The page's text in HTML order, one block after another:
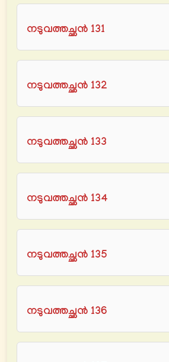
നടുവത്തച്ഛൻ 131
നടുവത്തച്ഛൻ 132
നടുവത്തച്ഛൻ 133
നടുവത്തച്ഛൻ 134
നടുവത്തച്ഛൻ 135
നടുവത്തച്ഛൻ 136